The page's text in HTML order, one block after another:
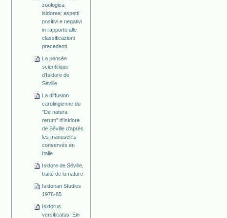
zoologica
isidorea: aspetti
positivi e negativi
in rapporto alle
classificazioni
precedenti
La pensée
scientifique
d'Isidore de
Séville
La diffusion
carolingienne du
"De natura
rerum" d'Isidore
de Séville d'après
les manuscrits
conservés en
Italie
Isidore de Séville,
traité de la nature
Isidorian Studies
1976-85
Isidorus
versificatus: Ein